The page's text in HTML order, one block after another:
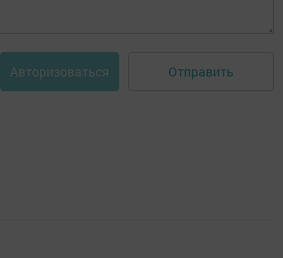
Авторизоваться Отправить